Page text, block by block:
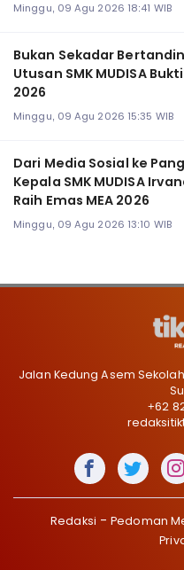
Minggu, 09 Agu 2026 18:41 WIB
Bukan Sekadar
Utusan SMK MUDISA
2026
Minggu, 09 Agu 2026 15:35 WIB
Dari Media Sosial ke
Kepala SMK MUDISA
Raih Emas MEA 2026
Minggu, 09 Agu 2026 13:10 WIB
Jalan Kedung Asem
+62
Redaksi Pedoman